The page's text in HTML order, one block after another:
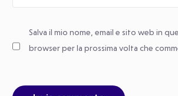
Salva il mio nome, email e sito web in
browser per la prossima volta che